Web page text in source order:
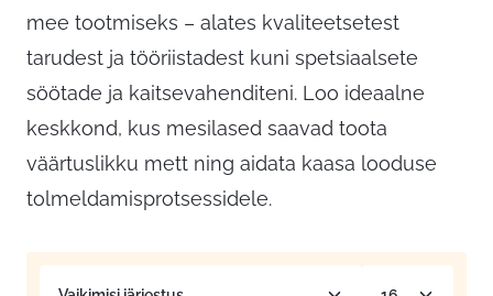
mee tootmiseks – alates kvaliteetsetest
tarudest ja tööriistadest kuni spetsiaalsete
söötade ja kaitsevahenditeni. Loo ideaalne
keskkond, kus mesilased saavad toota
väärtuslikku mett ning aidata kaasa looduse
tolmeldamisprotsessidele.